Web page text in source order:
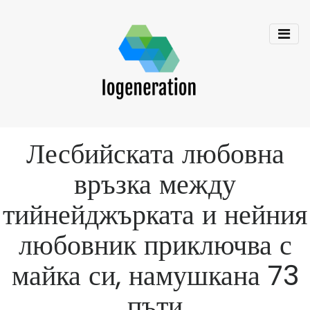
Лесбийската любовна
връзка между
тийнейджърката и нейния
любовник приключва с
майка си, намушкана 73